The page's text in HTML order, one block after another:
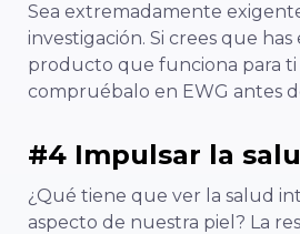
Sea extremadamente
investigación. Si crees que
producto que funciona para
compruébalo en EWG antes
#4 Impulsar la
¿Qué tiene que ver la salud
aspecto de nuestra piel? La